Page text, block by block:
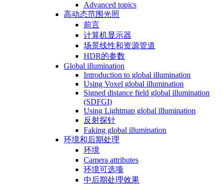
Advanced topics
高动态范围光照
前言
计算机显示器
场景线性和资源管道
HDR的参数
Global illumination
Introduction to global illumination
Using Voxel global illumination
Signed distance field global illumination
(SDFGI)
Using Lightmap global illumination
反射探针
Faking global illumination
环境和后期处理
环境
Camera attributes
环境可选项
中后期处理效果